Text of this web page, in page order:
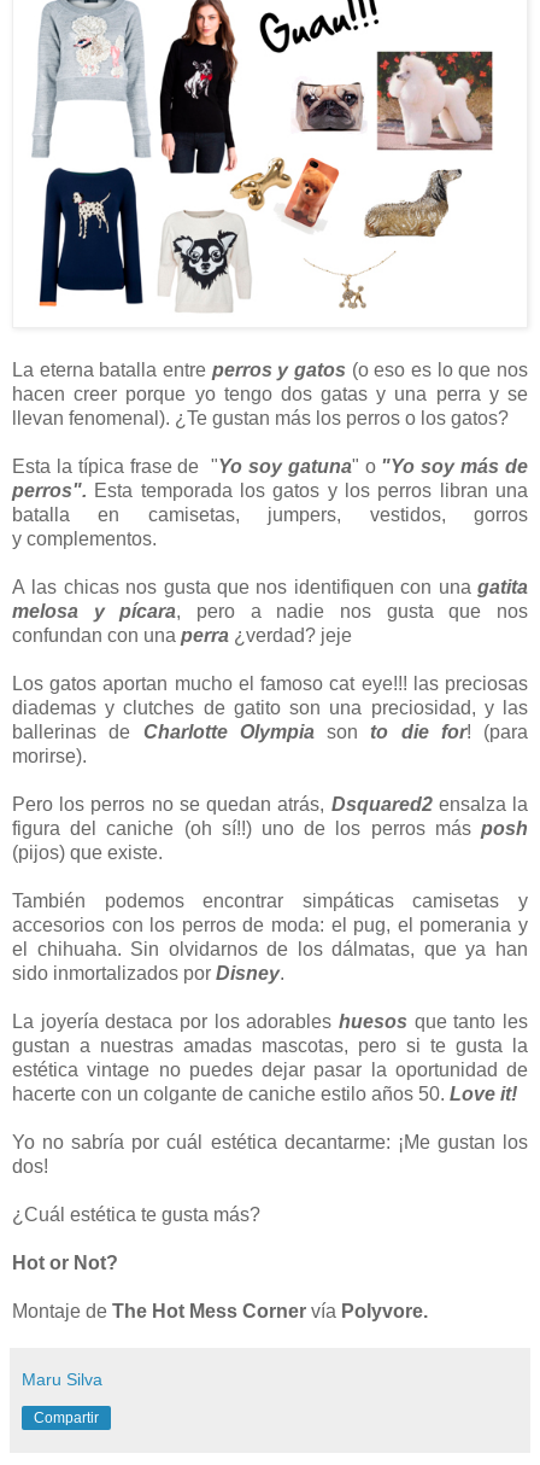
La eterna batalla entre perros y gatos (o eso es lo que nos
hacen creer porque yo tengo dos gatas y una perra y se
llevan fenomenal). ¿Te gustan más los perros o los gatos?
Esta la típica frase de "Yo soy gatuna" o "Yo soy más de
perros". Esta temporada los gatos y los perros libran una
batalla en camisetas, jumpers, vestidos, gorros
y complementos.
A las chicas nos gusta que nos identifiquen con una gatita
melosa y pícara, pero a nadie nos gusta que nos
confundan con una perra ¿verdad? jeje
Los gatos aportan mucho el famoso cat eye!!! las preciosas
diademas y clutches de gatito son una preciosidad, y las
ballerinas de Charlotte Olympia son to die for! (para
morirse).
Pero los perros no se quedan atrás, Dsquared2ensalza la
figura del caniche (oh sí!!) uno de los perros más posh
(pijos) que existe.
También podemos encontrar simpáticas camisetas y
accesorios con los perros de moda: el pug, el pomerania y
el chihuaha. Sin olvidarnos de los dálmatas, que ya han
sido inmortalizados por Disney.
La joyería destaca por los adorables huesos que tanto les
gustan a nuestras amadas mascotas, pero si te gusta la
estética vintage no puedes dejar pasar la oportunidad de
hacerte con un colgante de caniche estilo años 50. Love it!
Yo no sabría por cuál estética decantarme: ¡Me gustan los
dos!
¿Cuál estética te gusta más?
Hot or Not?
Montaje de The Hot Mess Corner vía Polyvore.
Maru Silva
Compartir